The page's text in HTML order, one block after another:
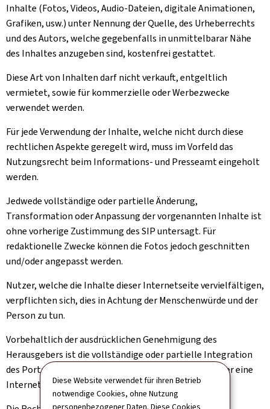
Diese Website verwendet für ihren Betrieb
notwendige Cookies, ohne Nutzung
personenbezogener Daten. Diese Cookies
Inhalte (Fotos, Videos, Audio-Dateien, digitale Animationen,
Grafiken, usw.) unter Nennung der Quelle, des Urheberrechts
und des Autors, welche gegebenfalls in unmittelbarar Nähe
des Inhaltes anzugeben sind, kostenfrei gestattet.
Diese Art von Inhalten darf nicht verkauft, entgeltlich
vermietet, sowie für kommerzielle oder Werbezwecke
verwendet werden.
Für jede Verwendung der Inhalte, welche nicht durch diese
rechtlichen Aspekte geregelt wird, muss im Vorfeld das
Nutzungsrecht beim Informations- und Presseamt eingeholt
werden.
Jedwede vollständige oder partielle Änderung,
Transformation oder Anpassung der vorgenannten Inhalte ist
ohne vorherige Zustimmung des SIP untersagt. Für
redaktionelle Zwecke können die Fotos jedoch geschnitten
und/oder angepasst werden.
Nutzer, welche die Inhalte dieser Internetseite vervielfältigen,
verpflichten sich, dies in Achtung der Menschenwürde und der
Person zu tun.
Vorbehaltlich der ausdrücklichen Genehmigung des
Herausgebers ist die vollständige oder partielle Integration
des Portals gouvernement.lu in ein anderes Portal oder eine
Internetseite untersagt.